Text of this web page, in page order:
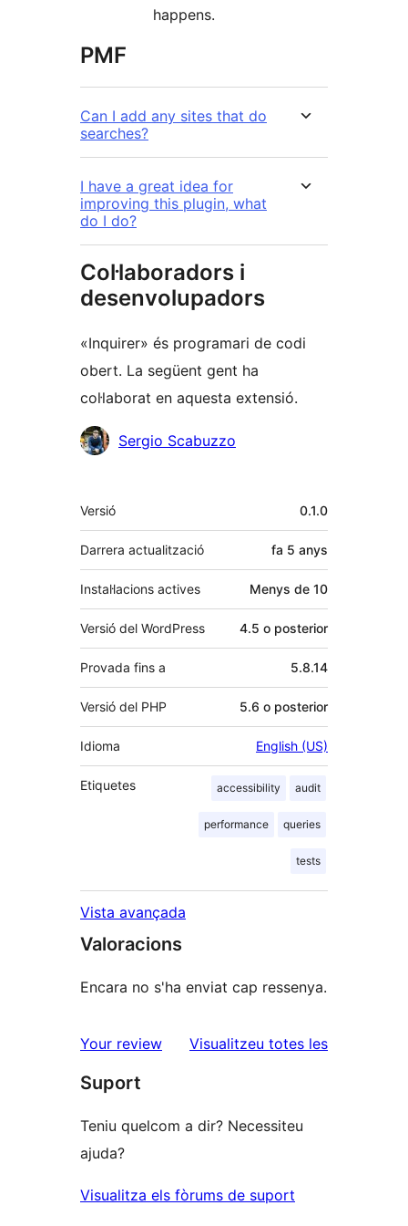
happens.
PMF
Can I add any sites that do
searches?
I have a great idea for
improving this plugin, what
do I do?
Col·laboradors i
desenvolupadors
«Inquirer» és programari de codi
obert. La següent gent ha
col·laborat en aquesta extensió.
Col·laboradors
Sergio Scabuzzo
Meta
Versió 0.1.0
Darrera actualització fa 5 anys
Instal·lacions actives Menys de 10
Versió del WordPress 4.5 o posterior
Provada fins a 5.8.14
Versió del PHP 5.6 o posterior
Idioma English (US)
Etiquetes accessibility audit
performance queries
tests
Vista avançada
Valoracions
Encara no s'ha enviat cap ressenya.
Your review Visualitzeu totes lesressenyes
Suport
Teniu quelcom a dir? Necessiteu
ajuda?
Visualitza els fòrums de suport